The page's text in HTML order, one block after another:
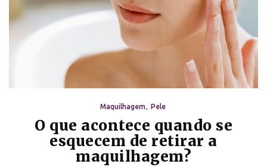
Maquilhagem Pele
O que acontece quando se
esquecem de retirar a
maquilhagem?